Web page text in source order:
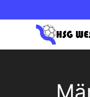
Inhalt